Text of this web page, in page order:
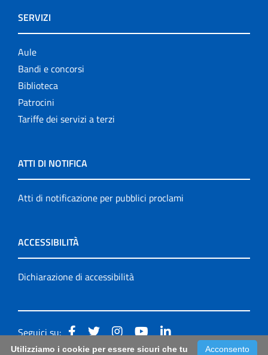
SERVIZI
Aule
Bandi e concorsi
Biblioteca
Patrocini
Tariffe dei servizi a terzi
ATTI DI NOTIFICA
Atti di notificazione per pubblici proclami
ACCESSIBILITÀ
Dichiarazione di accessibilità
Seguici su:
Acconsento
Utilizziamo i cookie per essere sicuri che tu